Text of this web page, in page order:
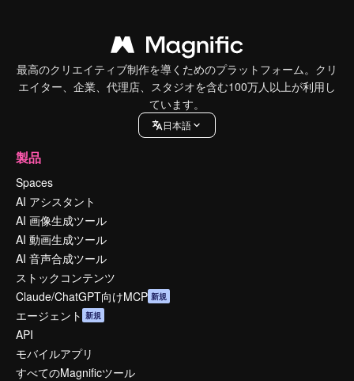
最高のクリエイティブ制作を導くためのプラットフォーム。クリ
エイター、企業、代理店、スタジオを含む100万人以上が利用し
ています。
日本語
製品
Spaces
AI アシスタント
AI 画像生成ツール
AI 動画生成ツール
AI 音声合成ツール
ストックコンテンツ
Claude/ChatGPT向けMCP 新規
エージェント 新規
API
モバイルアプリ
すべてのMagnificツール